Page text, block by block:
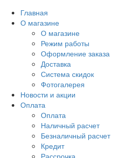
Главная
О магазине
О магазине
Режим работы
Оформление заказа
Доставка
Система скидок
Фотогалерея
Новости и акции
Оплата
Оплата
Наличный расчет
Безналичный расчет
Кредит
Рассрочка